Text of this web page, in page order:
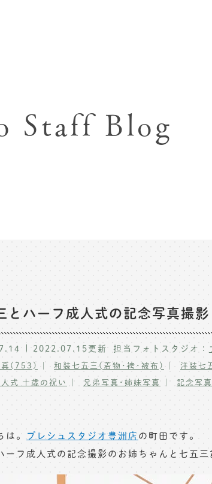
学･卒園卒業記念撮影
ハーフ成人
マタニティ
Staff Blog
とハーフ成人式の記念写真撮
2022.07.15更新 担当フォトスタジオ：
真(753) 和装七五三(着物･袴･被布) 洋装七
式 十歳の祝い
兄弟写真･姉妹写真 記念写
。 プレシュスタジオ豊洲店の町田です。
ーフ成人式の記念撮影のお姉ちゃんと七五